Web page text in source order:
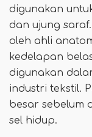
digunakan
dan ujung
oleh ahli
kedelapan
digunakan
industri tekstil.
besar sebelum
sel hidup.